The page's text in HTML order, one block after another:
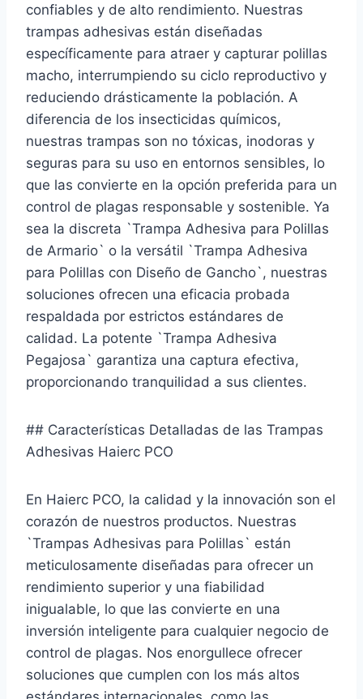
confiables y de alto rendimiento. Nuestras
trampas adhesivas están diseñadas
específicamente para atraer y capturar polillas
macho, interrumpiendo su ciclo reproductivo y
reduciendo drásticamente la población. A
diferencia de los insecticidas químicos,
nuestras trampas son no tóxicas, inodoras y
seguras para su uso en entornos sensibles, lo
que las convierte en la opción preferida para un
control de plagas responsable y sostenible. Ya
sea la discreta `Trampa Adhesiva para Polillas
de Armario` o la versátil `Trampa Adhesiva
para Polillas con Diseño de Gancho`, nuestras
soluciones ofrecen una eficacia probada
respaldada por estrictos estándares de
calidad. La potente `Trampa Adhesiva
Pegajosa` garantiza una captura efectiva,
proporcionando tranquilidad a sus clientes.
## Características Detalladas de las Trampas
Adhesivas Haierc PCO
En Haierc PCO, la calidad y la innovación son el
corazón de nuestros productos. Nuestras
`Trampas Adhesivas para Polillas` están
meticulosamente diseñadas para ofrecer un
rendimiento superior y una fiabilidad
inigualable, lo que las convierte en una
inversión inteligente para cualquier negocio de
control de plagas. Nos enorgullece ofrecer
soluciones que cumplen con los más altos